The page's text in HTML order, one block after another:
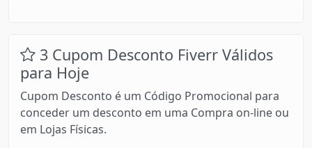
3 Cupom Desconto Fiverr Válidos
para Hoje
Cupom Desconto é um Código Promocional para
conceder um desconto em uma Compra on-line ou
em Lojas Físicas.